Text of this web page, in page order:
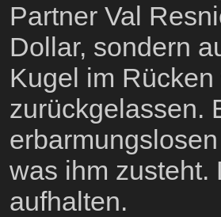
Partner Val
Dollar, sondern
Kugel im
zurückgelassen.
was ihm zusteht.
aufhalten.